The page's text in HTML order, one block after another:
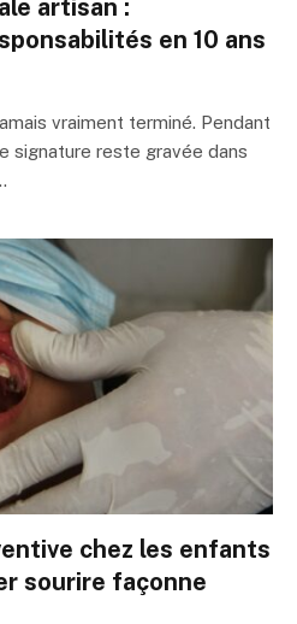
artisan :
en 10 ans
vraiment terminé. Pendant
signature reste gravée dans
chez les enfants
sourire façonne